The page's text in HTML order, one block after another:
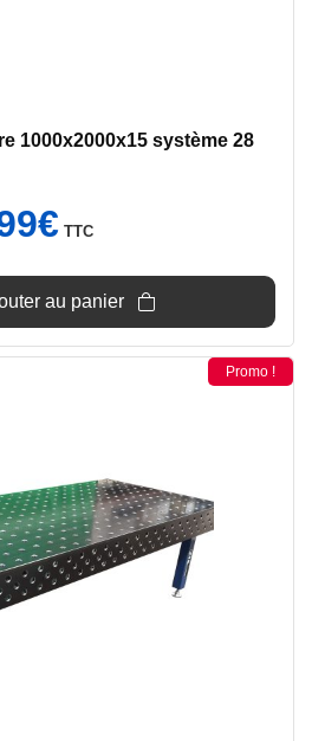
1000x2000x15 système 28
€prix
est :
199€.
TTC
au panier
Promo !